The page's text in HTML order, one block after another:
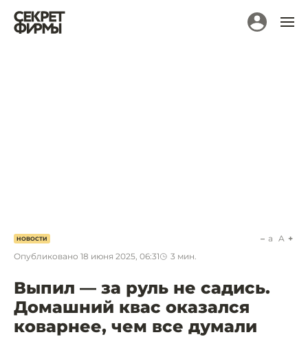
НОВОСТИ
Опубликовано 18 июня 2025, 06:31 3 мин.
a A
Выпил — за руль не садись.
Домашний квас оказался
коварнее, чем все думали